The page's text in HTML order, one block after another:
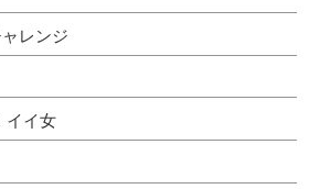
レンジ
イイ女